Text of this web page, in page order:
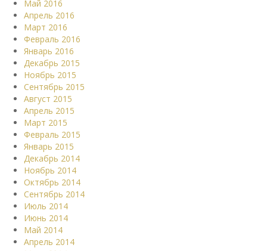
Май 2016
Апрель 2016
Март 2016
Февраль 2016
Январь 2016
Декабрь 2015
Ноябрь 2015
Сентябрь 2015
Август 2015
Апрель 2015
Март 2015
Февраль 2015
Январь 2015
Декабрь 2014
Ноябрь 2014
Октябрь 2014
Сентябрь 2014
Июль 2014
Июнь 2014
Май 2014
Апрель 2014